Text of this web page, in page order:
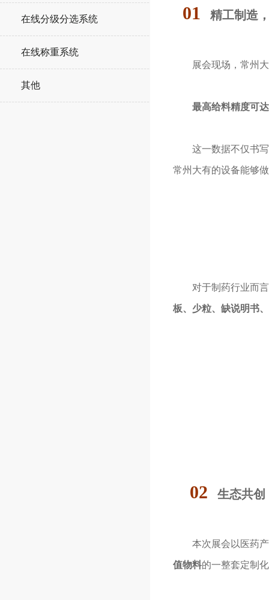
在线分级分选系统
在线称重系统
其他
01 精工制造
展会现场，常州
最高给料精度可达
这一数据不仅书写
常州大有的设备能够
对于制药行业而言
板、少粒、缺说明书
02 生态共创
本次展会以医药产
值物料的一整套定制